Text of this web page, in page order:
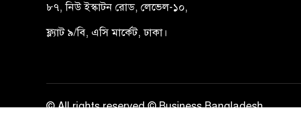
৮৭, নিউ ইস্কাটন রোড, লেভেল-১০,
ফ্ল্যাট ৯/বি, এসি মার্কেট, ঢাকা।
© All rights reserved © Business Bangladesh